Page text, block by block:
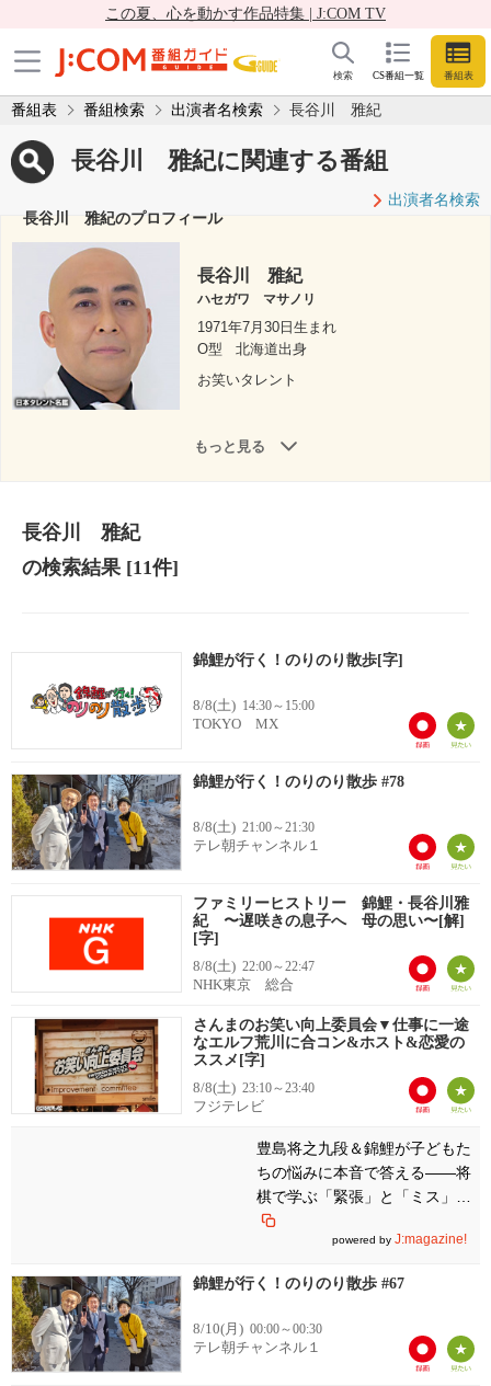
この夏、心を動かす作品特集 | J:COM TV
CS番組一覧 番組表
検索
番組表 番組検索 出演者名検索 長谷川 雅紀
長谷川 雅紀に関連する番組
出演者名検索
長谷川 雅紀のプロフィール
長谷川 雅紀
ハセガワ マサノリ
1971年7月30日生まれ
O型
北海道出身
お笑いタレント
もっと見る
長谷川 雅紀
の検索結果[11件]
錦鯉が行く！のりのり散歩[字]
8/8(土) 14:30～15:00
TOKYO MX
錦鯉が行く！のりのり散歩 #78
8/8(土) 21:00～21:30
テレ朝チャンネル１
ファミリーヒストリー 錦鯉・長谷川雅
紀 〜遅咲きの息子へ 母の思い〜[解]
[字]
8/8(土) 22:00～22:47
NHK東京 総合
さんまのお笑い向上委員会▼仕事に一途
なエルフ荒川に合コン&ホスト&恋愛の
ススメ[字]
8/8(土) 23:10～23:40
フジテレビ
豊島将之九段＆錦鯉が子どもた
ちの悩みに本音で答える――将
棋で学ぶ「緊張」と「ミス」を
味方につける方法
powered by J:magazine!
錦鯉が行く！のりのり散歩 #67
8/10(月) 00:00～00:30
テレ朝チャンネル１